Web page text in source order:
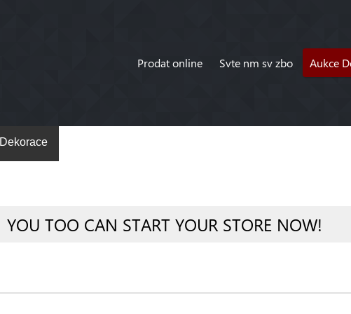
Prodat online Svte nm sv zbo Aukce
Dekorace
YOU TOO CAN START YOUR STORE NOW!